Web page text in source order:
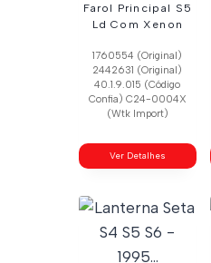
Farol Principal S5
Ld Com Xenon
1760554 (Original)
2442631 (Original)
40.1.9.015 (Código
Confia) C24-0004X
(Wtk Import)
Ver Detalhes